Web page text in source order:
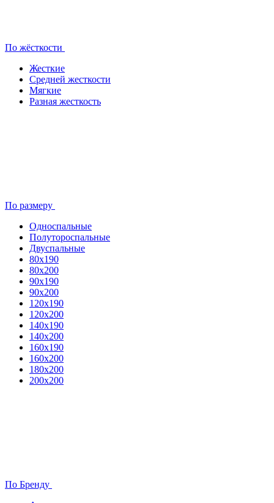
По жёсткости
Жесткие
Средней жесткости
Мягкие
Разная жесткость
По размеру
Односпальные
Полутороспальные
Двуспальные
80x190
80х200
90х190
90х200
120х190
120х200
140х190
140х200
160х190
160х200
180х200
200х200
По Бренду